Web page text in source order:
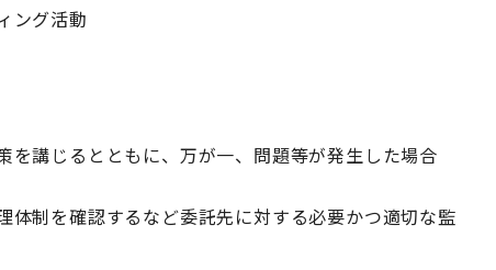
ング活動
講じるとともに、万が一、問題等が発生した場合
制を確認するなど委託先に対する必要かつ適切な監